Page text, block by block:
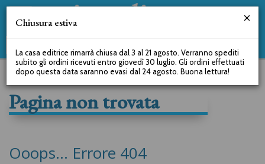
Pagina non trovata
Ooops... Errore 404
Chiusura estiva
La casa editrice rimarrà chiusa dal 3 al 21 agosto. Verranno spediti
subito gli ordini ricevuti entro giovedì 30 luglio. Gli ordini effettuati
dopo questa data saranno evasi dal 24 agosto. Buona lettura!